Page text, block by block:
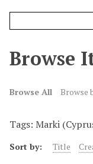
Browse
Browse All Browse
Tags: Marki
Sort by: Title